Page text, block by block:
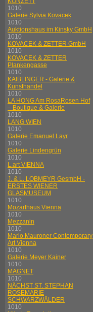
1010
Galerie Sylvia Kovacek
1010
Auktionshaus im Kinsky GmbH
1010
KOVACEK & ZETTER GmbH
1010
KOVACEK & ZETTER
Plankengasse
1010
KAIBLINGER - Galerie &
Kunsthandel
1010
LA HONG Am RosaRosen Hof
– Boutique & Galerie
1010
LANG WIEN
1010
Galerie Emanuel Layr
1010
Galerie Lindengrün
1010
L.art VIENNA
1010
J. & L. LOBMEYR GesmbH -
ERSTES WIENER
GLASMUSEUM
1010
Mozarthaus Vienna
1010
Mezzanin
1010
Mario Mauroner Contemporary
Art Vienna
1010
Galerie Meyer Kainer
1010
MAGNET
1010
NÄCHST ST. STEPHAN
ROSEMARIE
SCHWARZWÄLDER
1010